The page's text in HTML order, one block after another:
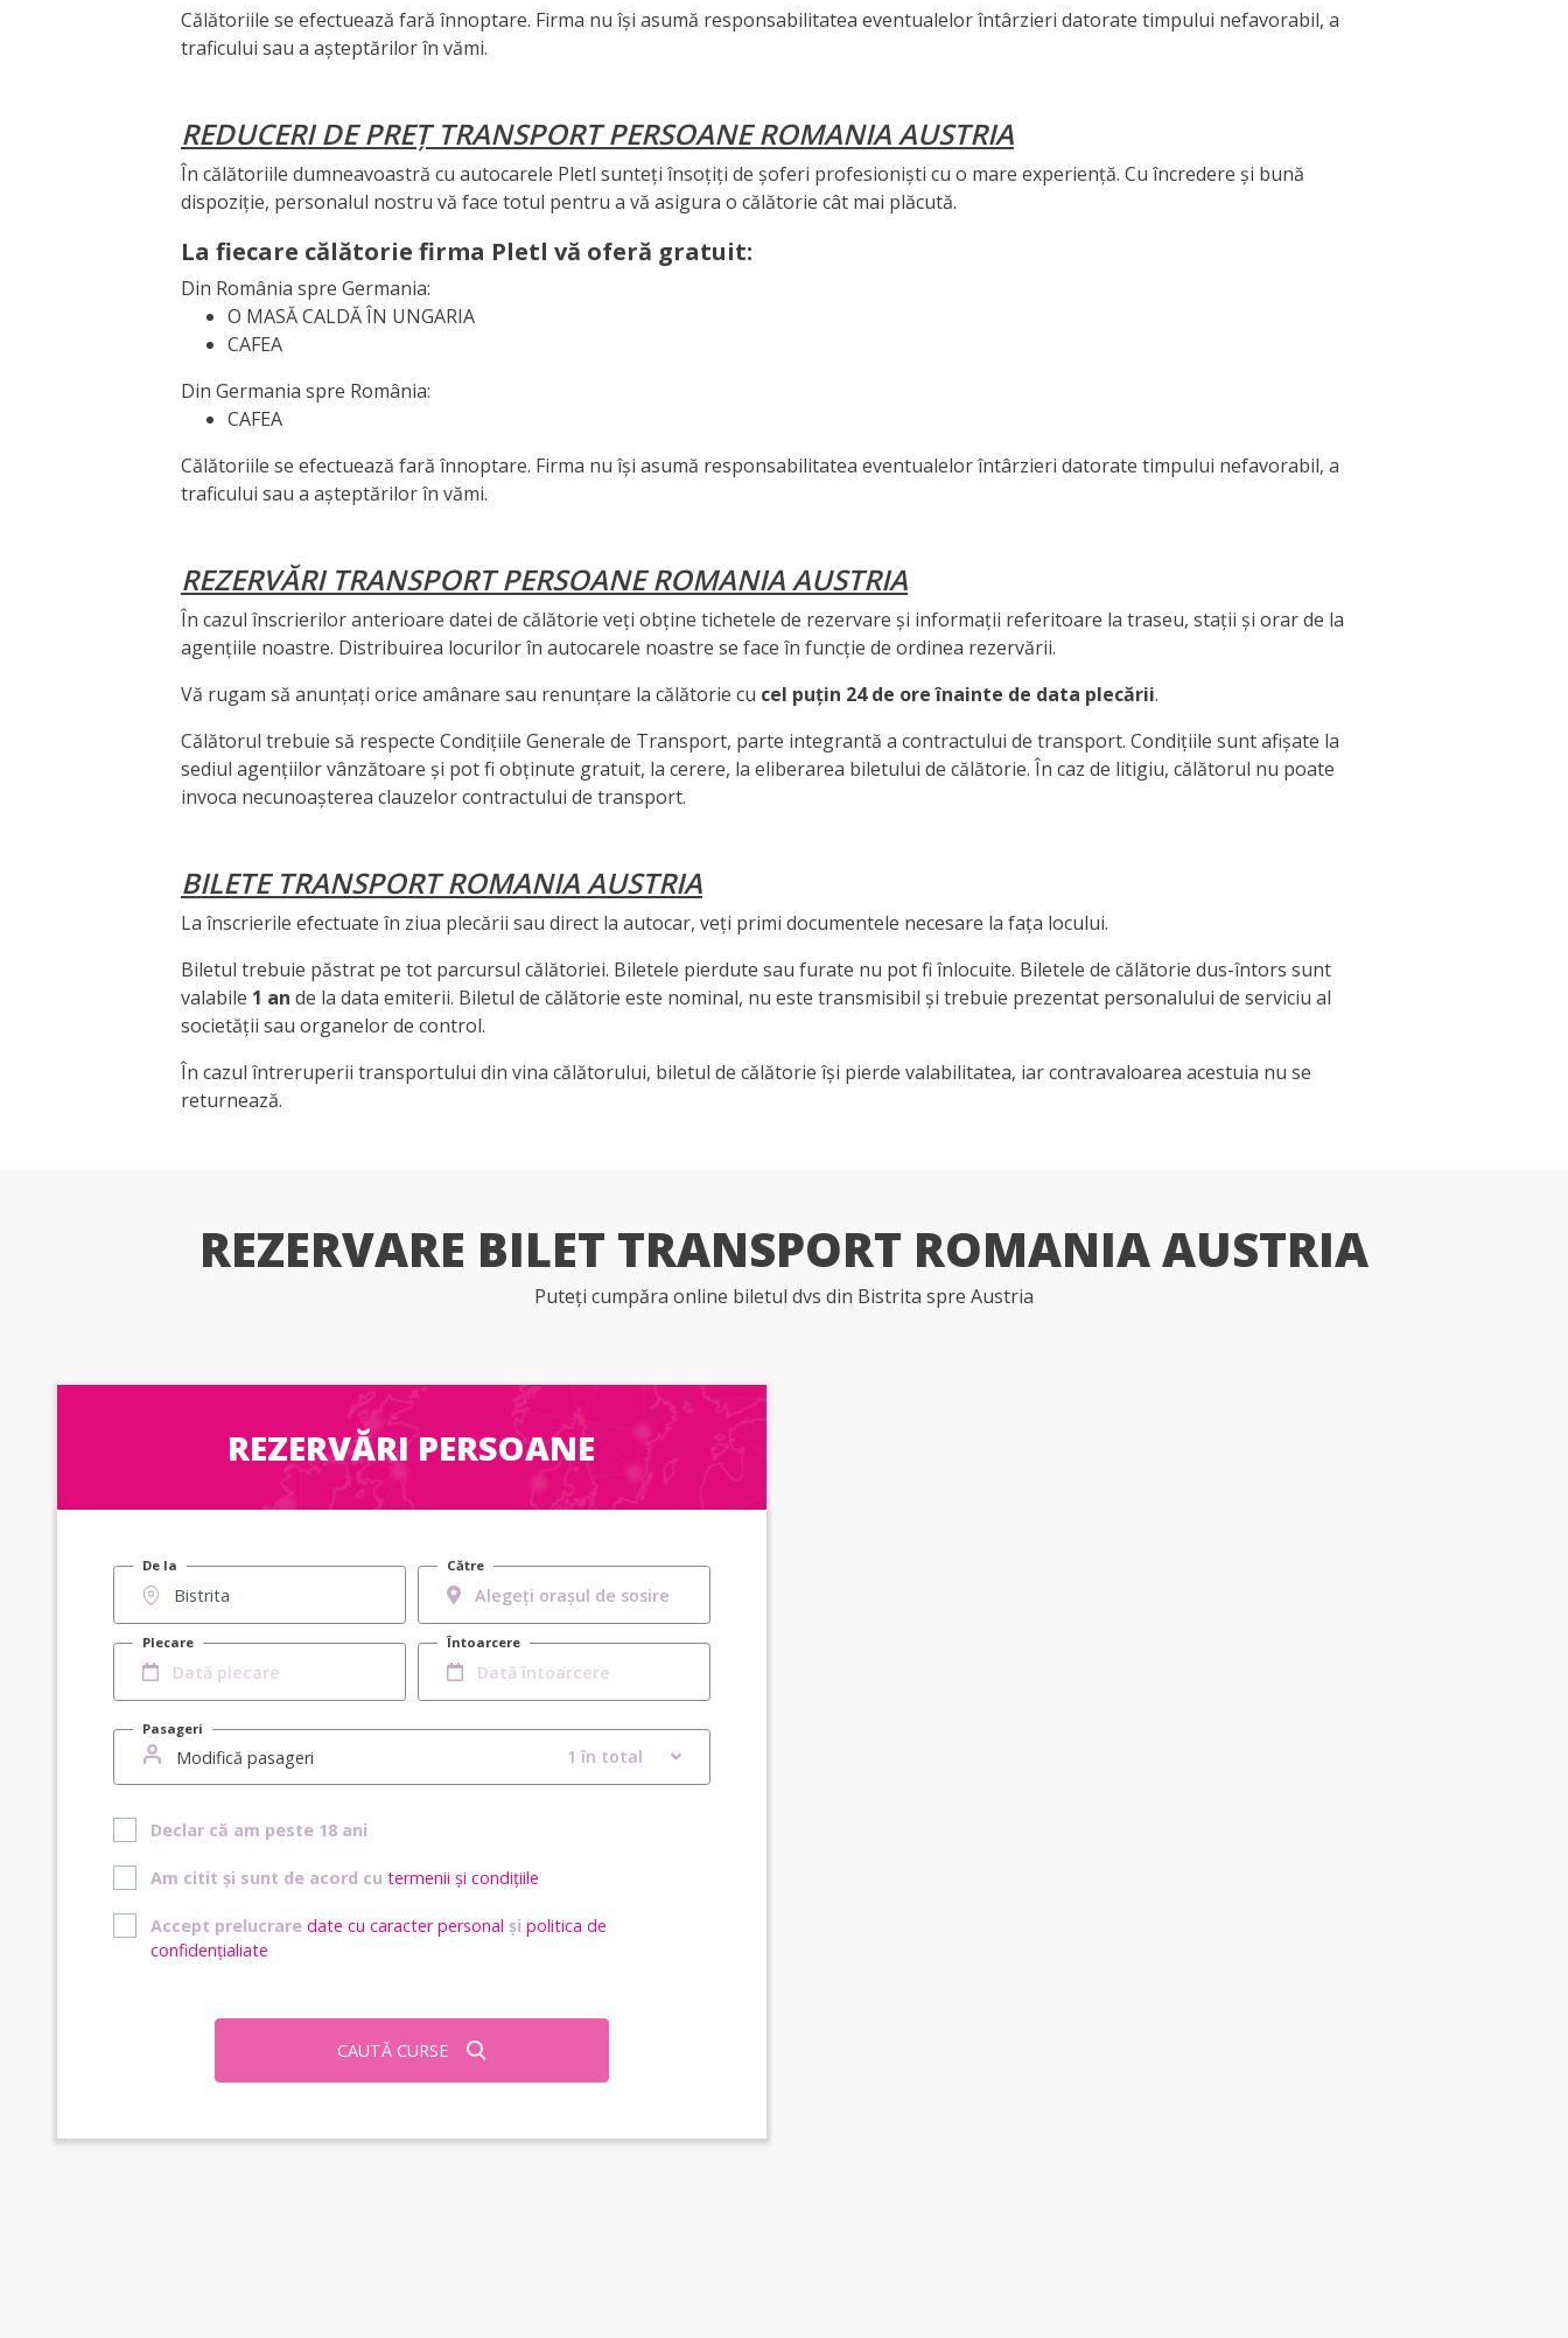
Călătoriile se efectuează fară înnoptare. Firma nu își asumă responsabilitatea eventualelor întârzieri datorate timpului nefavorabil, a
traficului sau a așteptărilor în vămi.
REDUCERI DE PREȚ TRANSPORT PERSOANE ROMANIA AUSTRIA
În călătoriile dumneavoastră cu autocarele Pletl sunteți însoțiți de șoferi profesioniști cu o mare experiență. Cu încredere și bună
dispoziție, personalul nostru vă face totul pentru a vă asigura o călătorie cât mai plăcută.
La fiecare călătorie firma Pletl vă oferă gratuit:
Din România spre Germania:
O MASĂ CALDĂ ÎN UNGARIA
CAFEA
Din Germania spre România:
CAFEA
Călătoriile se efectuează fară înnoptare. Firma nu își asumă responsabilitatea eventualelor întârzieri datorate timpului nefavorabil, a
traficului sau a așteptărilor în vămi.
REZERVĂRI TRANSPORT PERSOANE ROMANIA AUSTRIA
În cazul înscrierilor anterioare datei de călătorie veți obține tichetele de rezervare și informații referitoare la traseu, stații și orar de la
agențiile noastre. Distribuirea locurilor în autocarele noastre se face în funcție de ordinea rezervării.
Vă rugam să anunțați orice amânare sau renunțare la călătorie cu cel puțin 24 de ore înainte de data plecării.
Călătorul trebuie să respecte Condițiile Generale de Transport, parte integrantă a contractului de transport. Condițiile sunt afișate la
sediul agențiilor vânzătoare și pot fi obținute gratuit, la cerere, la eliberarea biletului de călătorie. În caz de litigiu, călătorul nu poate
invoca necunoașterea clauzelor contractului de transport.
BILETE TRANSPORT ROMANIA AUSTRIA
La înscrierile efectuate în ziua plecării sau direct la autocar, veți primi documentele necesare la fața locului.
Biletul trebuie păstrat pe tot parcursul călătoriei. Biletele pierdute sau furate nu pot fi înlocuite. Biletele de călătorie dus-întors sunt
valabile 1 an de la data emiterii. Biletul de călătorie este nominal, nu este transmisibil și trebuie prezentat personalului de serviciu al
societății sau organelor de control.
În cazul întreruperii transportului din vina călătorului, biletul de călătorie își pierde valabilitatea, iar contravaloarea acestuia nu se
returnează.
REZERVARE BILET TRANSPORT ROMANIA AUSTRIA
Puteți cumpăra online biletul dvs din Bistrita spre Austria
REZERVĂRI PERSOANE
De la Către
Plecare Întoarcere
Pasageri
Modifică pasageri 1 în total
Declar că am peste 18 ani
Am citit și sunt de acord cu termenii și condițiile
Accept prelucrare date cu caracter personal și politica de
confidențialiate
CAUTĂ CURSE